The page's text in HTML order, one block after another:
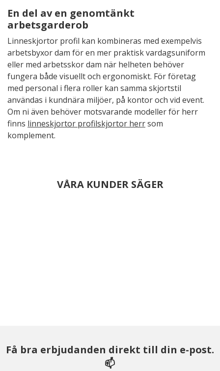
En del av en genomtänkt
arbetsgarderob
Linneskjortor profil kan kombineras med exempelvis
arbetsbyxor dam för en mer praktisk vardagsuniform
eller med arbetsskor dam när helheten behöver
fungera både visuellt och ergonomiskt. För företag
med personal i flera roller kan samma skjortstil
användas i kundnära miljöer, på kontor och vid event.
Om ni även behöver motsvarande modeller för herr
finns linneskjortor profilskjortor herrsom
komplement.
VÅRA KUNDER SÄGER
Få bra erbjudanden direkt till din e-post.
📫